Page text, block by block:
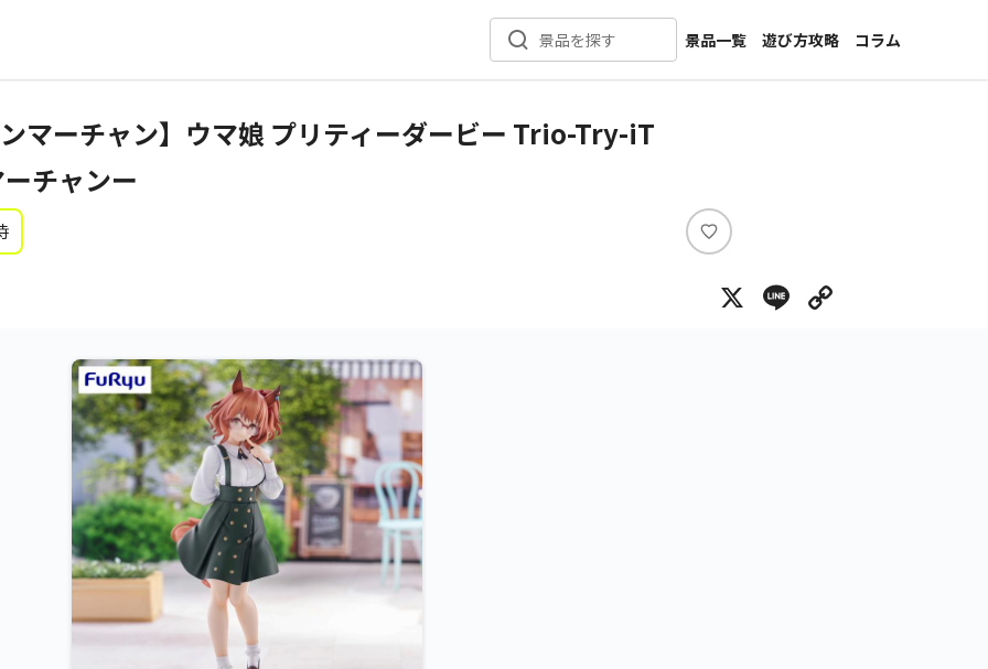
景品を探す
景品一覧
新着景品
遊び方攻略
コラム
インタビュー
マーチャン】ウマ娘 プリティーダービー Trio-Try-iT
チャンー
い
ね
X Line